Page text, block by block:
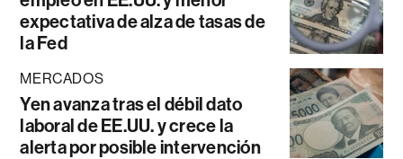
expectativa de alza de tasas de
la Fed
MERCADOS
Yen avanza tras el débil dato
laboral de EE.UU. y crece la
alerta por posible intervención